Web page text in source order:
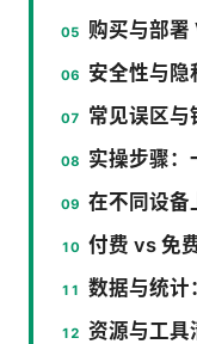
购买与部署
安全性与隐
常见误区与
实操步骤：
在不同设备
付费 vs 免
数据与统计
资源与工具